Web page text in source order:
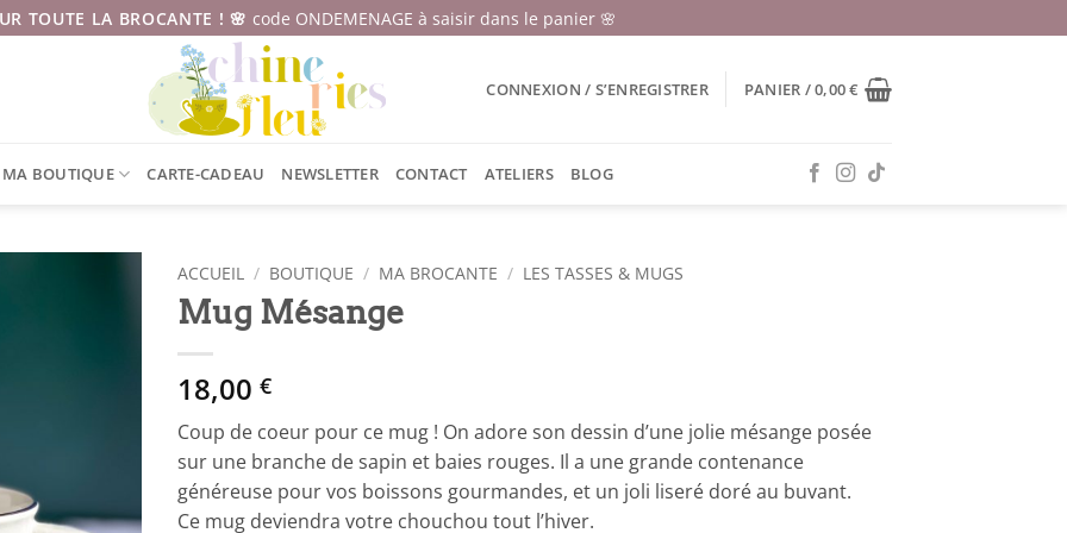
TOUTE LA BROCANTE ! 🌸 code ONDEMENAGE à saisir dans le panier 🌸
CONNEXION / S’ENREGISTRER PANIER /0,00€
MA BOUTIQUE CARTE-CADEAU NEWSLETTER CONTACT ATELIERS BLOG
ACCUEIL / BOUTIQUE / MA BROCANTE / LES TASSES & MUGS
Mug Mésange
18,00 €
Coup de coeur pour ce mug ! On adore son dessin d’une jolie mésange posée
sur une branche de sapin et baies rouges. Il a une grande contenance
généreuse pour vos boissons gourmandes, et un joli liseré doré au buvant.
Ce mug deviendra votre chouchou tout l’hiver.